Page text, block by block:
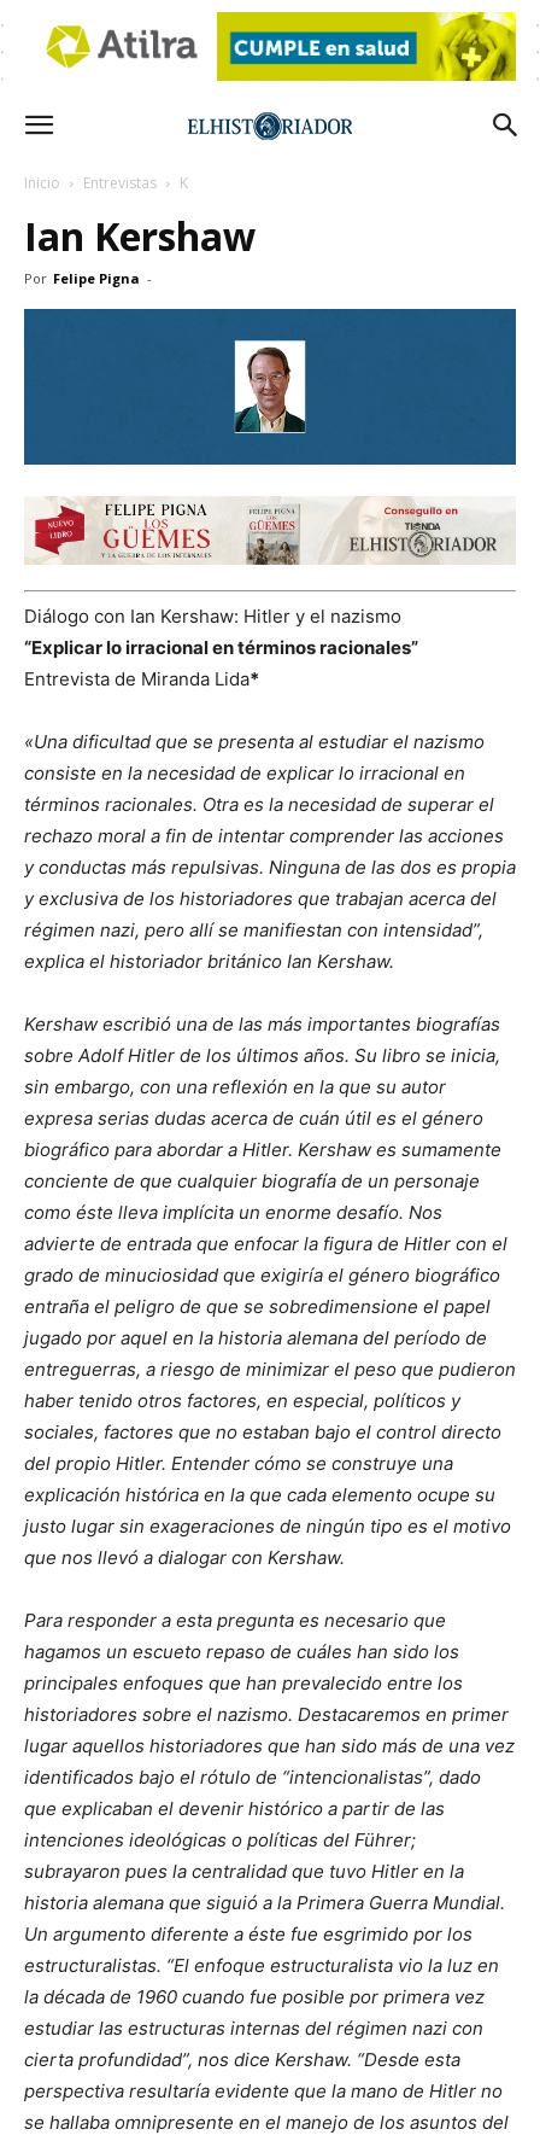
Inicio Entrevistas K
Ian Kershaw
Por Felipe Pigna -
Diálogo con Ian Kershaw: Hitler y el nazismo
“Explicar lo irracional en términos racionales”
Entrevista de Miranda Lida*
«Una dificultad que se presenta al estudiar el nazismo
consiste en la necesidad de explicar lo irracional en
términos racionales. Otra es la necesidad de superar el
rechazo moral a fin de intentar comprender las acciones
y conductas más repulsivas. Ninguna de las dos es propia
y exclusiva de los historiadores que trabajan acerca del
régimen nazi, pero allí se manifiestan con intensidad”,
explica el historiador británico Ian Kershaw.
Kershaw escribió una de las más importantes biografías
sobre Adolf Hitler de los últimos años. Su libro se inicia,
sin embargo, con una reflexión en la que su autor
expresa serias dudas acerca de cuán útil es el género
biográfico para abordar a Hitler. Kershaw es sumamente
conciente de que cualquier biografía de un personaje
como éste lleva implícita un enorme desafío. Nos
advierte de entrada que enfocar la figura de Hitler con el
grado de minuciosidad que exigiría el género biográfico
entraña el peligro de que se sobredimensione el papel
jugado por aquel en la historia alemana del período de
entreguerras, a riesgo de minimizar el peso que pudieron
haber tenido otros factores, en especial, políticos y
sociales, factores que no estaban bajo el control directo
del propio Hitler. Entender cómo se construye una
explicación histórica en la que cada elemento ocupe su
justo lugar sin exageraciones de ningún tipo es el motivo
que nos llevó a dialogar con Kershaw.
Para responder a esta pregunta es necesario que
hagamos un escueto repaso de cuáles han sido los
principales enfoques que han prevalecido entre los
historiadores sobre el nazismo. Destacaremos en primer
lugar aquellos historiadores que han sido más de una vez
identificados bajo el rótulo de “intencionalistas”, dado
que explicaban el devenir histórico a partir de las
intenciones ideológicas o políticas del Führer;
subrayaron pues la centralidad que tuvo Hitler en la
historia alemana que siguió a la Primera Guerra Mundial.
Un argumento diferente a éste fue esgrimido por los
estructuralistas. “El enfoque estructuralista vio la luz en
la década de 1960 cuando fue posible por primera vez
estudiar las estructuras internas del régimen nazi con
cierta profundidad”, nos dice Kershaw. “Desde esta
perspectiva resultaría evidente que la mano de Hitler no
se hallaba omnipresente en el manejo de los asuntos del